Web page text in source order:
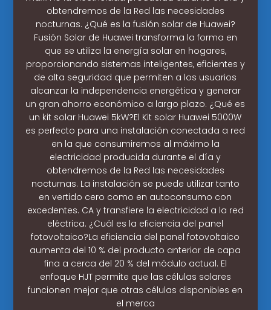
obtendremos de la Red las necesidades
nocturnas. ¿Qué es la fusión solar de Huawei?
Fusión Solar de Huawei transforma la forma en
que se utiliza la energía solar en hogares,
proporcionando sistemas inteligentes, eficientes y
de alta seguridad que permiten a los usuarios
alcanzar la independencia energética y generar
un gran ahorro económico a largo plazo. ¿Qué es
un kit solar Huawei 5kW?El Kit solar Huawei 5000W
es perfecto para una instalación conectada a red
en la que consumiremos al máximo la
electricidad producida durante el día y
obtendremos de la Red las necesidades
nocturnas. La instalación se puede utilizar tanto
en vertido cero como en autoconsumo con
excedentes. CA y transfiere la electricidad a la red
eléctrica. ¿Cuál es la eficiencia del panel
fotovoltaico?La eficiencia del panel fotovoltaico
aumenta del 10 % del producto anterior de capa
fina a cerca del 20 % del módulo actual. El
enfoque HJT permite que las células solares
funcionen mejor que otras células disponibles en
el merca